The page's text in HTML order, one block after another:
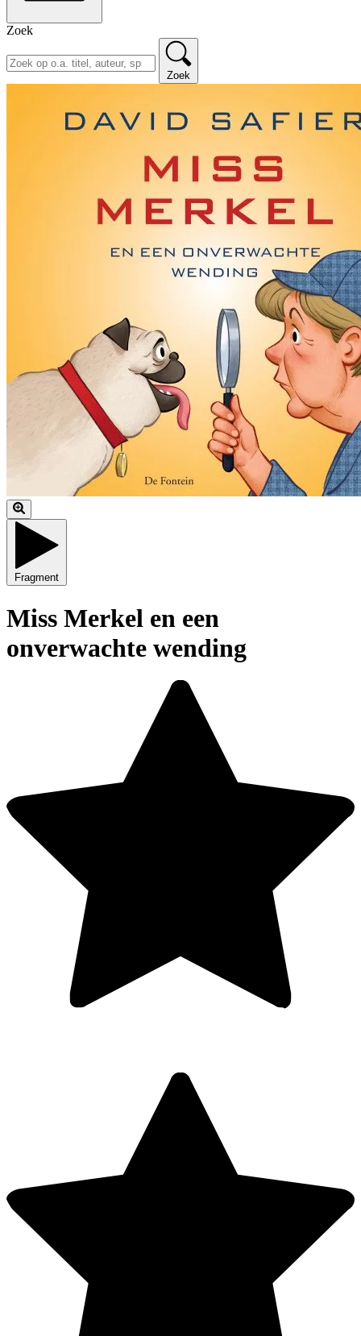
Zoek
Zoek
Fragment
Miss Merkel en een
onverwachte wending